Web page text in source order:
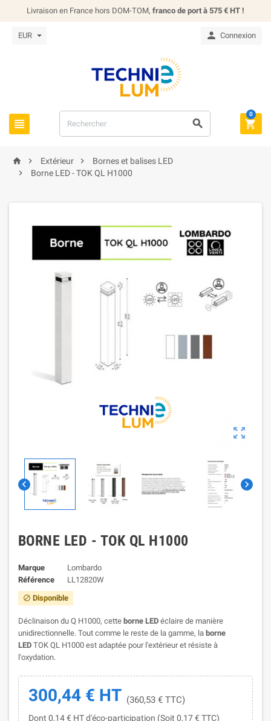
Livraison en France hors DOM-TOM, franco de port à 575 € HT !
EUR  Connexion
  
0
  Extérieur 
Bornes et balises LED

Borne LED - TOK QL H1000

 
BORNE LED - TOK QL H1000
Marque
Lombardo
Référence
LL12820W
 Disponible
Déclinaison du Q H1000, cette borne LED éclaire de manière
unidirectionnelle. Tout comme le reste de la gamme, la borne
LED TOK QL H1000 est adaptée pour l'extérieur et résiste à
l'oxydation.
300,44 € HT (360,53 € TTC)
Dont 0,14 € HT d'éco-participation (Soit 0,17 € TTC)